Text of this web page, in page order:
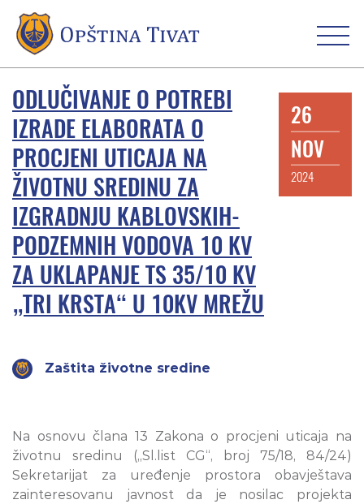
ODLUČIVANJE O POTREBI
IZRADE ELABORATA O
PROCJENI UTICAJA NA
ŽIVOTNU SREDINU ZA
IZGRADNJU KABLOVSKIH-
PODZEMNIH VODOVA 10 KV
ZA UKLAPANJE TS 35/10 KV
„TRI KRSTA“ U 10KV MREŽU
26
NOV
2024
Zaštita životne sredine
Na osnovu člana 13 Zakona o procjeni uticaja na
životnu sredinu („Sl.list CG“, broj 75/18, 84/24)
Sekretarijat za uređenje prostora obavještava
zainteresovanu javnost da je nosilac projekta